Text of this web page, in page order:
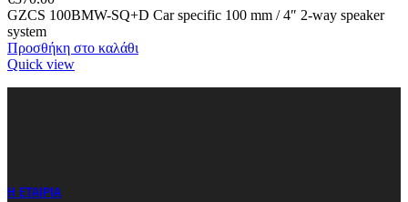
GZCS 100BMW-SQ+D Car specific 100 mm / 4″ 2-way speaker
system
Προσθήκη στο καλάθι
Quick view
Η ΕΤΑΙΡΙΑ